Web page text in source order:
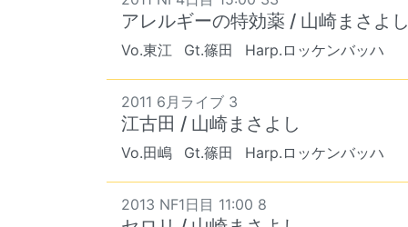
アレルギーの特効薬 / 山崎まさよし
Vo.東江 Gt.篠田 Harp.ロッケンバッハ
2011 6月ライブ 3
江古田 / 山崎まさよし
Vo.田嶋 Gt.篠田 Harp.ロッケンバッハ
2013 NF1日目 11:00 8